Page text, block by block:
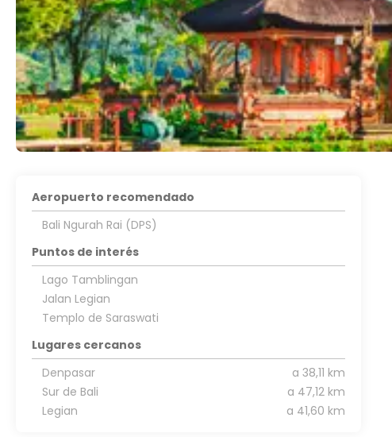
Aeropuerto recomendado
Bali Ngurah Rai (DPS)
Puntos de interés
Lago Tamblingan
Jalan Legian
Templo de Saraswati
Lugares cercanos
Denpasar
a 38,11 km
Sur de Bali
a 47,12 km
Legian
a 41,60 km